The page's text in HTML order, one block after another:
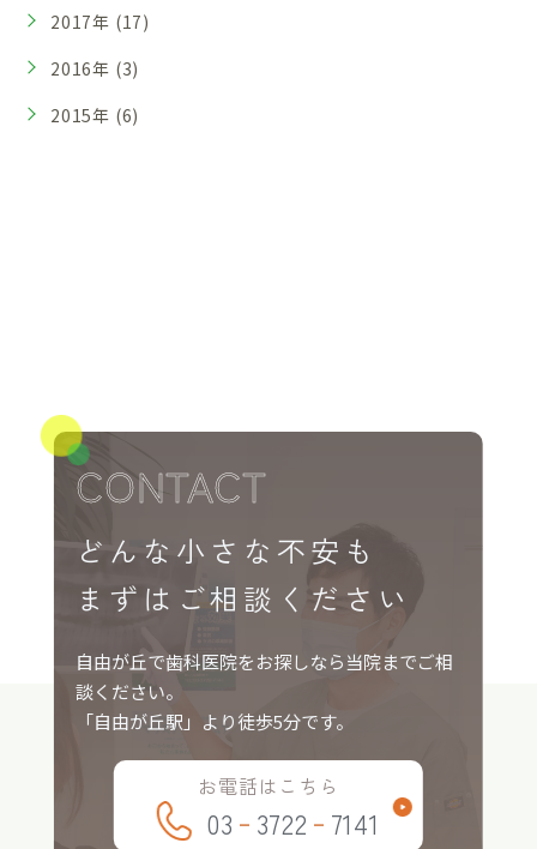
2017年 (17)
2016年 (3)
2015年 (6)
CONTACT
どんな小さな不安も
まずはご相談ください
自由が丘で歯科医院をお探しなら当院までご相
談ください。
「自由が丘駅」より徒歩5分です。
お電話は こちら
03 - 3722 - 7141